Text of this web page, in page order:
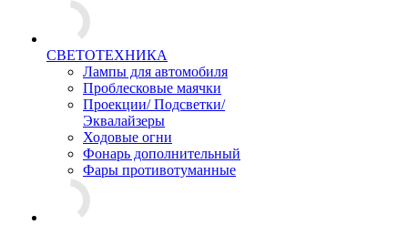
СВЕТОТЕХНИКА
Лампы для автомобиля
Проблесковые маячки
Проекции/ Подсветки/
Эквалайзеры
Ходовые огни
Фонарь дополнительный
Фары противотуманные